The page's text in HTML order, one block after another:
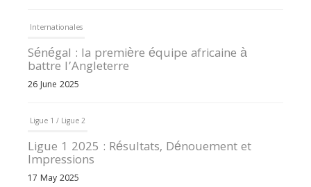
Internationales
Sénégal : la première équipe africaine à
battre l’Angleterre
26 June 2025
Ligue 1 / Ligue 2
Ligue 1 2025 : Résultats, Dénouement et
Impressions
17 May 2025